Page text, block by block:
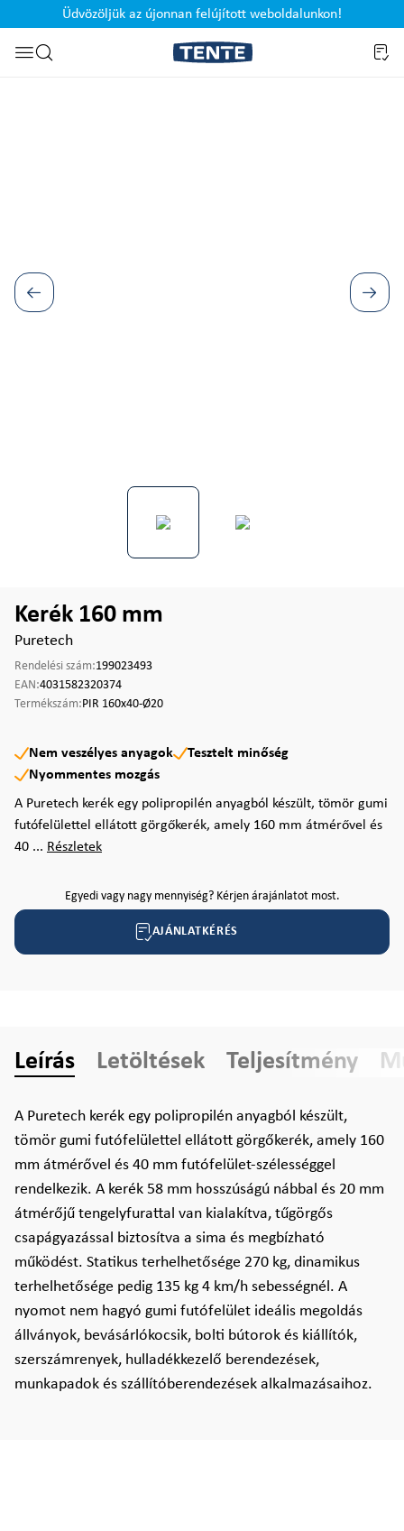
Ugrás a kereséshez
Üdvözöljük az újonnan felújított weboldalunkon!
Kerék 160 mm
Puretech
Rendelési szám:199023493
EAN:4031582320374
Termékszám:PIR 160x40-Ø20
Nem veszélyes anyagok
Tesztelt minőség
Nyommentes mozgás
A Puretech kerék egy polipropilén anyagból készült, tömör gumi
futófelülettel ellátott görgőkerék, amely 160 mm átmérővel és
40 ... Részletek
Egyedi vagy nagy mennyiség? Kérjen árajánlatot most.
AJÁNLATKÉRÉS
Leírás Letöltések Teljesítmény
A Puretech kerék egy polipropilén anyagból készült,
tömör gumi futófelülettel ellátott görgőkerék, amely 160
mm átmérővel és 40 mm futófelület-szélességgel
rendelkezik. A kerék 58 mm hosszúságú nábbal és 20 mm
átmérőjű tengelyfurattal van kialakítva, tűgörgős
csapágyazással biztosítva a sima és megbízható
működést. Statikus terhelhetősége 270 kg, dinamikus
terhelhetősége pedig 135 kg 4 km/h sebességnél. A
nyomot nem hagyó gumi futófelület ideális megoldás
állványok, bevásárlókocsik, bolti bútorok és kiállítók,
szerszámrenyek, hulladékkezelő berendezések,
munkapadok és szállítóberendezések alkalmazásaihoz.